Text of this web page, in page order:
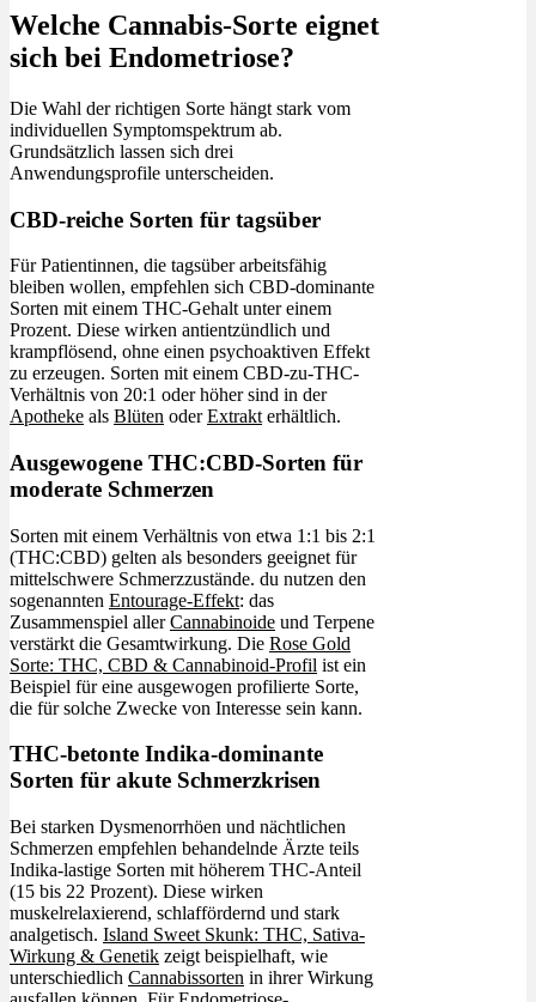
Welche Cannabis-Sorte eignet
sich bei Endometriose?
Die Wahl der richtigen Sorte hängt stark vom
individuellen Symptomspektrum ab.
Grundsätzlich lassen sich drei
Anwendungsprofile unterscheiden.
CBD-reiche Sorten für tagsüber
Für Patientinnen, die tagsüber arbeitsfähig
bleiben wollen, empfehlen sich CBD-dominante
Sorten mit einem THC-Gehalt unter einem
Prozent. Diese wirken antientzündlich und
krampflösend, ohne einen psychoaktiven Effekt
zu erzeugen. Sorten mit einem CBD-zu-THC-
Verhältnis von 20:1 oder höher sind in der
Apotheke als Blüten oderExtrakt erhältlich.
Ausgewogene THC:CBD-Sorten für
moderate Schmerzen
Sorten mit einem Verhältnis von etwa 1:1 bis 2:1
(THC:CBD) gelten als besonders geeignet für
mittelschwere Schmerzzustände. du nutzen den
sogenannten Entourage-Effekt: das
Zusammenspiel allerCannabinoide und Terpene
verstärkt die Gesamtwirkung. Die Rose Gold
Sorte: THC, CBD & Cannabinoid-Profil ist ein
Beispiel für eine ausgewogen profilierte Sorte,
die für solche Zwecke von Interesse sein kann.
THC-betonte Indika-dominante
Sorten für akute Schmerzkrisen
Bei starken Dysmenorrhöen und nächtlichen
Schmerzen empfehlen behandelnde Ärzte teils
Indika-lastige Sorten mit höherem THC-Anteil
(15 bis 22 Prozent). Diese wirken
muskelrelaxierend, schlaffördernd und stark
analgetisch. Island Sweet Skunk: THC, Sativa-
Wirkung & Genetik zeigt beispielhaft, wie
unterschiedlich Cannabissorten in ihrer Wirkung